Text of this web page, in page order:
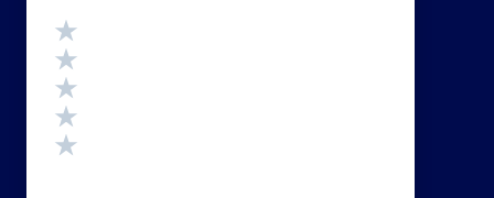
Valutazione